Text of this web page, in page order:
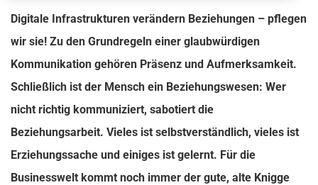
Digitale Infrastrukturen verändern Beziehungen – pflegen
wir sie! Zu den Grundregeln einer glaubwürdigen
Kommunikation gehören Präsenz und Aufmerksamkeit.
Schließlich ist der Mensch ein Beziehungswesen: Wer
nicht richtig kommuniziert, sabotiert die
Beziehungsarbeit. Vieles ist selbstverständlich, vieles ist
Erziehungssache und einiges ist gelernt. Für die
Businesswelt kommt noch immer der gute, alte Knigge